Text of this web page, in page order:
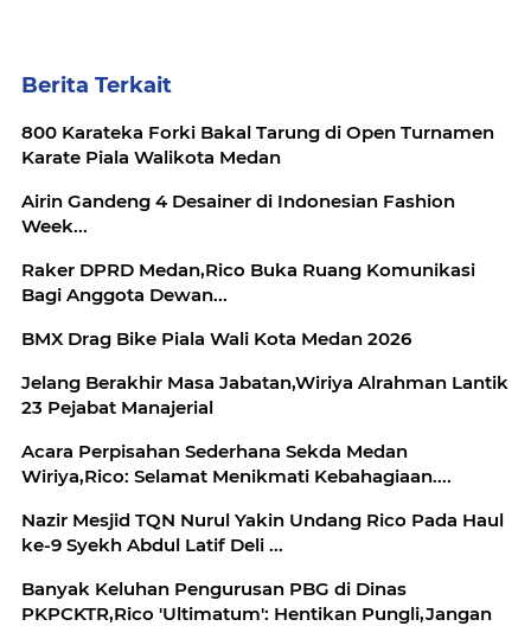
Berita Terkait
800 Karateka Forki Bakal Tarung di Open Turnamen
Karate Piala Walikota Medan
Airin Gandeng 4 Desainer di Indonesian Fashion
Week...
Raker DPRD Medan,Rico Buka Ruang Komunikasi
Bagi Anggota Dewan...
BMX Drag Bike Piala Wali Kota Medan 2026
Jelang Berakhir Masa Jabatan,Wiriya Alrahman Lantik
23 Pejabat Manajerial
Acara Perpisahan Sederhana Sekda Medan
Wiriya,Rico: Selamat Menikmati Kebahagiaan....
Nazir Mesjid TQN Nurul Yakin Undang Rico Pada Haul
ke-9 Syekh Abdul Latif Deli ...
Banyak Keluhan Pengurusan PBG di Dinas
PKPCKTR,Rico 'Ultimatum': Hentikan Pungli,Jangan